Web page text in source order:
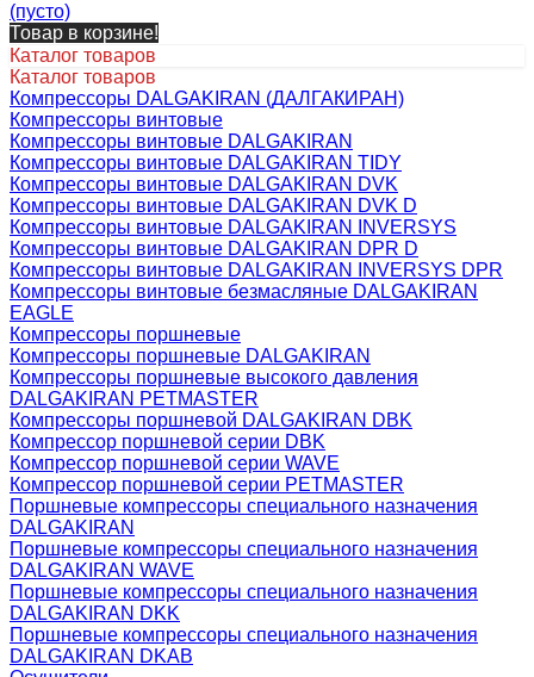
(пусто)
Товар в корзине!
Каталог товаров
Каталог товаров
Компрессоры DALGAKIRAN (ДАЛГАКИРАН)
Компрессоры винтовые
Компрессоры винтовые DALGAKIRAN
Компрессоры винтовые DALGAKIRAN TIDY
Компрессоры винтовые DALGAKIRAN DVK
Компрессоры винтовые DALGAKIRAN DVK D
Компрессоры винтовые DALGAKIRAN INVERSYS
Компрессоры винтовые DALGAKIRAN DPR D
Компрессоры винтовые DALGAKIRAN INVERSYS DPR
Компрессоры винтовые безмасляные DALGAKIRAN
EAGLE
Компрессоры поршневые
Компрессоры поршневые DALGAKIRAN
Компрессоры поршневые высокого давления
DALGAKIRAN PETMASTER
Компрессоры поршневой DALGAKIRAN DBK
Компрессор поршневой серии DBK
Компрессор поршневой серии WAVE
Компрессор поршневой серии PETMASTER
Поршневые компрессоры специального назначения
DALGAKIRAN
Поршневые компрессоры специального назначения
DALGAKIRAN WAVE
Поршневые компрессоры специального назначения
DALGAKIRAN DKK
Поршневые компрессоры специального назначения
DALGAKIRAN DKAB